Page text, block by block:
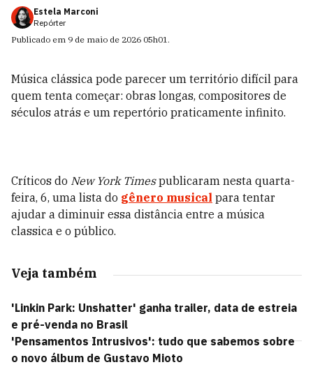
Estela Marconi
Repórter
Publicado em 9 de maio de 2026 05h01.
Música clássica pode parecer um território difícil para
quem tenta começar: obras longas, compositores de
séculos atrás e um repertório praticamente infinito.
Críticos do New York Timespublicaram nesta quarta-
feira, 6, uma lista do gênero musical para tentar
ajudar a diminuir essa distância entre a música
classica e o público.
Veja também
'Linkin Park: Unshatter' ganha trailer, data de estreia
e pré-venda no Brasil
'Pensamentos Intrusivos': tudo que sabemos sobre
o novo álbum de Gustavo Mioto